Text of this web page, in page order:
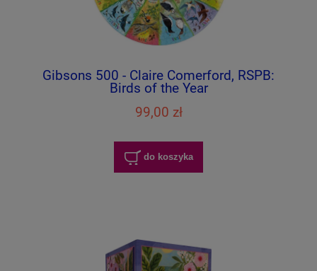
Gibsons 500 - Claire Comerford, RSPB:
Birds of the Year
99,00 zł
do koszyka